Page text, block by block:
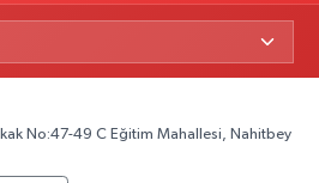
No:47-49 C Eğitim Mahallesi, Nahitbey